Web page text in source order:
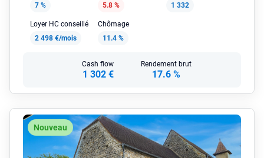
7 %
5.8 %
1 332
Loyer HC conseillé
2 498 €/mois
Chômage
11.4 %
Cash flow
1 302 €
Rendement brut
17.6 %
Nouveau